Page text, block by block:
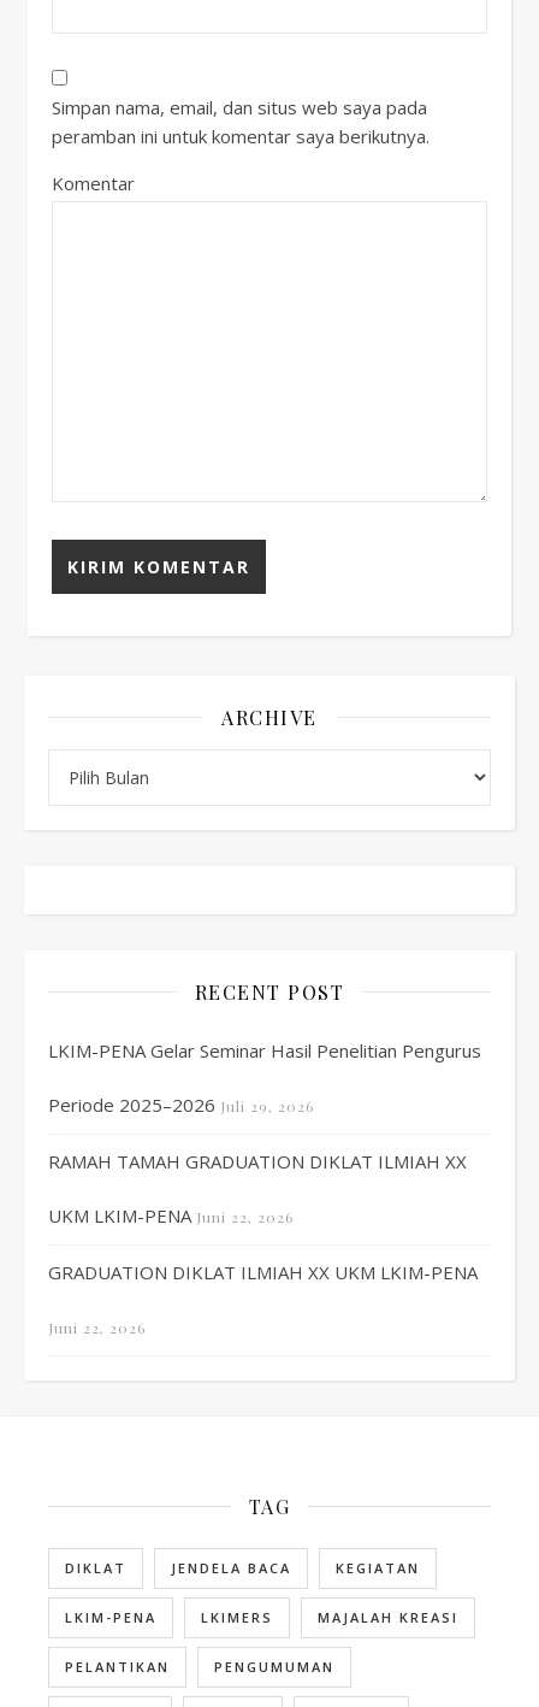
Simpan nama, email, dan situs web saya pada
peramban ini untuk komentar saya berikutnya.
Komentar
ARCHIVE
RECENT POST
LKIM-PENA Gelar Seminar Hasil Penelitian Pengurus
Periode 2025–2026 Juli 29, 2026
RAMAH TAMAH GRADUATION DIKLAT ILMIAH XX
UKM LKIM-PENA Juni 22, 2026
GRADUATION DIKLAT ILMIAH XX UKM LKIM-PENA
Juni 22, 2026
TAG
DIKLAT JENDELA BACA KEGIATAN
LKIM-PENA LKIMERS MAJALAH KREASI
PELANTIKAN PENGUMUMAN